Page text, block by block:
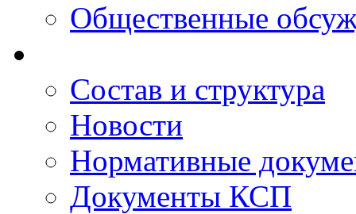
Общественные
Состав и структура
Новости
Нормативные
Документы КСП